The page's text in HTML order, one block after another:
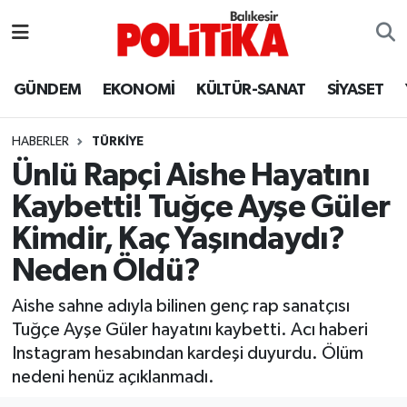
GÜNDEM EKONOMİ KÜLTÜR-SANAT SİYASET
HABERLER TÜRKİYE
Ünlü Rapçi Aishe Hayatını
Kaybetti! Tuğçe Ayşe Güler
Kimdir, Kaç Yaşındaydı?
Neden Öldü?
Aishe sahne adıyla bilinen genç rap sanatçısı
Tuğçe Ayşe Güler hayatını kaybetti. Acı haberi
Instagram hesabından kardeşi duyurdu. Ölüm
nedeni henüz açıklanmadı.
Ayvalık
Balya
Bandırma
Bigadiç
BİYOGRAFİLER
Burhaniye
Balıkesir Hava Durumu
Balıkesir Namaz Vakitleri
Balıkesir Trafik Yoğunluk Haritası
Süper Lig Puan Durumu ve Fikstür
Tüm Manşetler
Son Dakika Haberleri